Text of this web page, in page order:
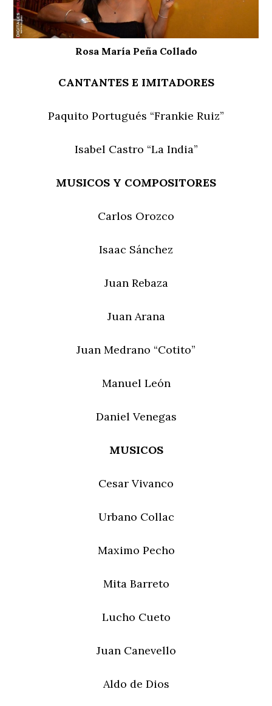
Rosa María Peña Collado
CANTANTES E IMITADORES
Paquito Portugués “Frankie Ruiz”
Isabel Castro “La India”
MUSICOS Y COMPOSITORES
Carlos Orozco
Isaac Sánchez
Juan Rebaza
Juan Arana
Juan Medrano “Cotito”
Manuel León
Daniel Venegas
MUSICOS
Cesar Vivanco
Urbano Collac
Maximo Pecho
Mita Barreto
Lucho Cueto
Juan Canevello
Aldo de Dios